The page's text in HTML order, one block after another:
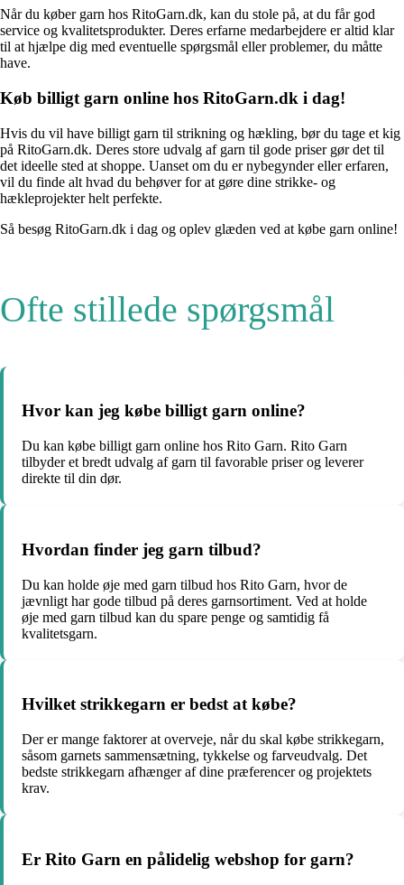
Når du køber garn hos RitoGarn.dk, kan du stole på, at du får god
service og kvalitetsprodukter. Deres erfarne medarbejdere er altid klar
til at hjælpe dig med eventuelle spørgsmål eller problemer, du måtte
have.
Køb billigt garn online hos RitoGarn.dk i dag!
Hvis du vil have billigt garn til strikning og hækling, bør du tage et kig
på RitoGarn.dk. Deres store udvalg af garn til gode priser gør det til
det ideelle sted at shoppe. Uanset om du er nybegynder eller erfaren,
vil du finde alt hvad du behøver for at gøre dine strikke- og
hækleprojekter helt perfekte.
Så besøg RitoGarn.dk i dag og oplev glæden ved at købe garn online!
Ofte stillede spørgsmål
Hvor kan jeg købe billigt garn online?
Du kan købe billigt garn online hos Rito Garn. Rito Garn
tilbyder et bredt udvalg af garn til favorable priser og leverer
direkte til din dør.
Hvordan finder jeg garn tilbud?
Du kan holde øje med garn tilbud hos Rito Garn, hvor de
jævnligt har gode tilbud på deres garnsortiment. Ved at holde
øje med garn tilbud kan du spare penge og samtidig få
kvalitetsgarn.
Hvilket strikkegarn er bedst at købe?
Der er mange faktorer at overveje, når du skal købe strikkegarn,
såsom garnets sammensætning, tykkelse og farveudvalg. Det
bedste strikkegarn afhænger af dine præferencer og projektets
krav.
Er Rito Garn en pålidelig webshop for garn?